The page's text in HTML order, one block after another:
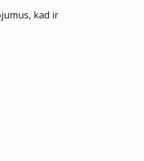
kad ir